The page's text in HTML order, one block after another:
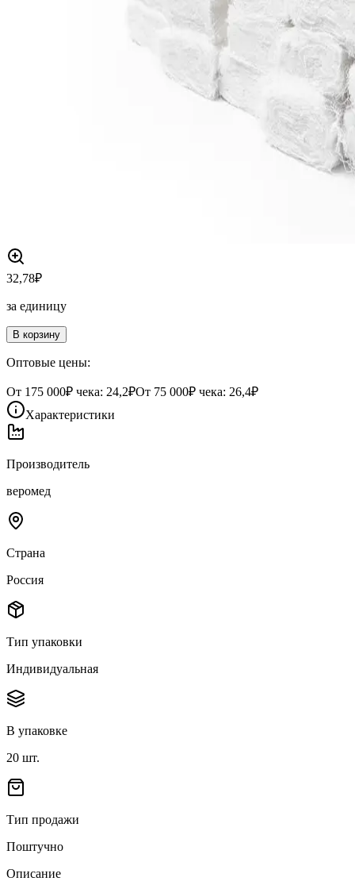
32,78₽
за единицу
В корзину
Оптовые цены:
От 175 000₽ чека: 24,2₽От 75 000₽ чека: 26,4₽
Характеристики
Производитель
веромед
Страна
Россия
Тип упаковки
Индивидуальная
В упаковке
20 шт.
Тип продажи
Поштучно
Описание